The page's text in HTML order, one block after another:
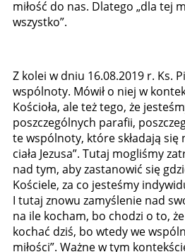
miłość do nas. Dlatego „dla tej
wszystko”.
Z kolei w dniu 16.08.2019 r. Ks.
wspólnoty. Mówił o niej w
Kościoła, ale też tego, że
poszczególnych parafii,
te wspólnoty, które składają się
ciała Jezusa”. Tutaj mogliśmy
nad tym, aby zastanowić się
Kościele, za co jesteśmy
I tutaj znowu zamyślenie nad
na ile kocham, bo chodzi o to,
kochać dziś, bo wtedy we
miłości”. Ważne w tym